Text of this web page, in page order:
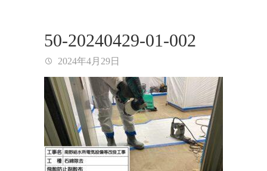
50-20240429-01-002
2024年4月29日